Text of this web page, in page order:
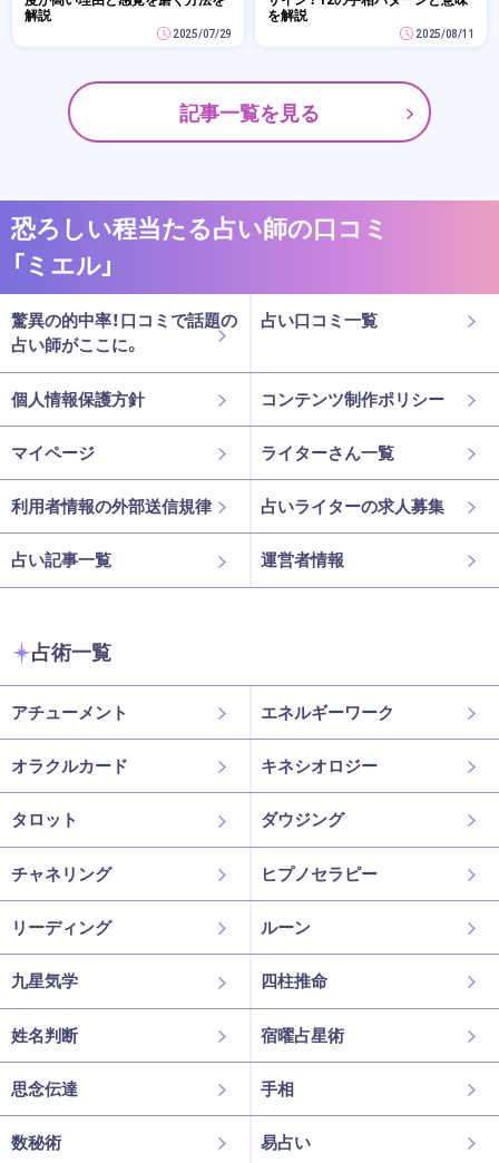
解説
2025/07/29
を解説
2025/08/11
記事一覧を見る
恐ろしい程当たる占い師の口コミ
「ミエル」
驚異の的中率！口コミで話題の
占い師がここに。
占い口コミ一覧
個人情報保護方針 コンテンツ制作ポリシー
マイページ ライターさん一覧
利用者情報の外部送信規律 占いライターの求人募集
占い記事一覧 運営者情報
占術一覧
アチューメント エネルギーワーク
オラクルカード キネシオロジー
タロット ダウジング
チャネリング ヒプノセラピー
リーディング ルーン
九星気学 四柱推命
姓名判断 宿曜占星術
思念伝達 手相
数秘術 易占い